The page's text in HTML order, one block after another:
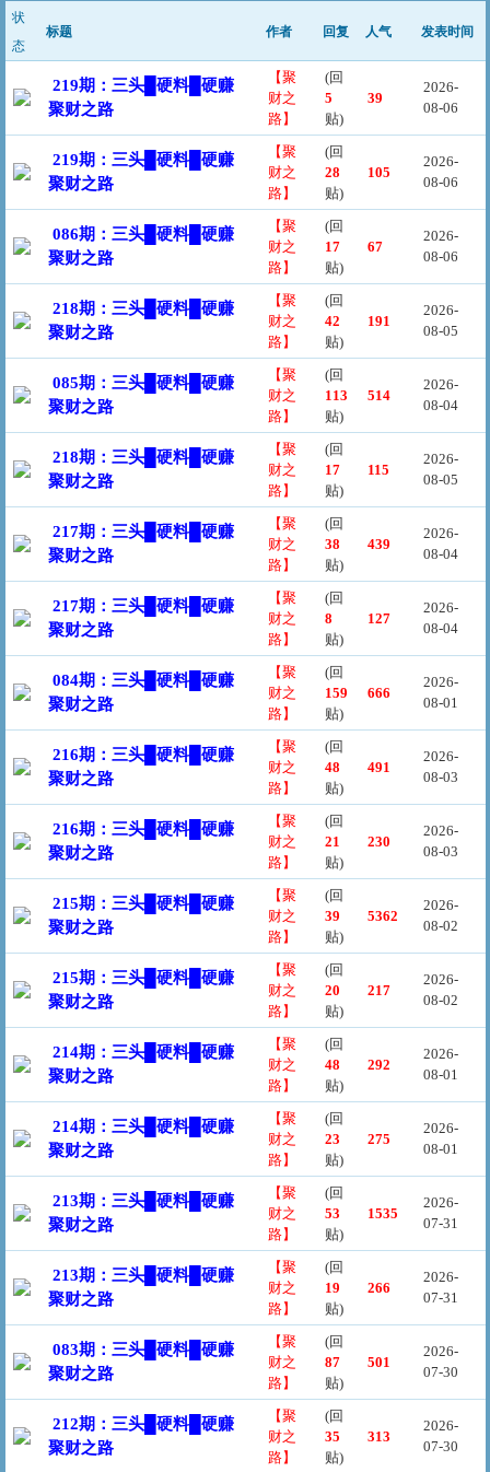
状
态
标题 作者 回复 人气 发表时间
219期：三头█硬料█硬赚
聚财之路
【聚
财之
路】
(回
5
贴)
39
2026-
08-06
219期：三头█硬料█硬赚
聚财之路
【聚
财之
路】
(回
28
贴)
105
2026-
08-06
086期：三头█硬料█硬赚
聚财之路
【聚
财之
路】
(回
17
贴)
67
2026-
08-06
218期：三头█硬料█硬赚
聚财之路
【聚
财之
路】
(回
42
贴)
191
2026-
08-05
085期：三头█硬料█硬赚
聚财之路
【聚
财之
路】
(回
113
贴)
514
2026-
08-04
218期：三头█硬料█硬赚
聚财之路
【聚
财之
路】
(回
17
贴)
115
2026-
08-05
217期：三头█硬料█硬赚
聚财之路
【聚
财之
路】
(回
38
贴)
439
2026-
08-04
217期：三头█硬料█硬赚
聚财之路
【聚
财之
路】
(回
8
贴)
127
2026-
08-04
084期：三头█硬料█硬赚
聚财之路
【聚
财之
路】
(回
159
贴)
666
2026-
08-01
216期：三头█硬料█硬赚
聚财之路
【聚
财之
路】
(回
48
贴)
491
2026-
08-03
216期：三头█硬料█硬赚
聚财之路
【聚
财之
路】
(回
21
贴)
230
2026-
08-03
215期：三头█硬料█硬赚
聚财之路
【聚
财之
路】
(回
39
贴)
5362
2026-
08-02
215期：三头█硬料█硬赚
聚财之路
【聚
财之
路】
(回
20
贴)
217
2026-
08-02
214期：三头█硬料█硬赚
聚财之路
【聚
财之
路】
(回
48
贴)
292
2026-
08-01
214期：三头█硬料█硬赚
聚财之路
【聚
财之
路】
(回
23
贴)
275
2026-
08-01
213期：三头█硬料█硬赚
聚财之路
【聚
财之
路】
(回
53
贴)
1535
2026-
07-31
213期：三头█硬料█硬赚
聚财之路
【聚
财之
路】
(回
19
贴)
266
2026-
07-31
083期：三头█硬料█硬赚
聚财之路
【聚
财之
路】
(回
87
贴)
501
2026-
07-30
212期：三头█硬料█硬赚
聚财之路
【聚
财之
路】
(回
35
贴)
313
2026-
07-30